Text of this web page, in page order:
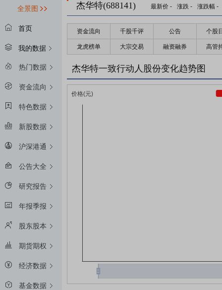
全景图
首页
我的数据
热门数据
资金流向
特色数据
新股数据
沪深港通
公告大全
研究报告
年报季报
股东股本
期货期权
经济数据
基金数据
杰华特(688141) 最新价 - 涨跌 - 涨跌幅 -
资金流向 千股千评 公告 个股
龙虎榜单 大宗交易 融资融券 高管
杰华特一致行动人股份变化趋势图